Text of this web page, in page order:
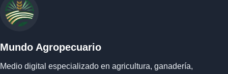
Mundo Agropecuario
Medio digital especializado en agricultura, ganadería,